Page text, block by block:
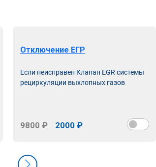
Отключение ЕГР
Если неисправен Клапан EGR системы
рециркуляции выхлопных газов
9800 ₽ 2000 ₽